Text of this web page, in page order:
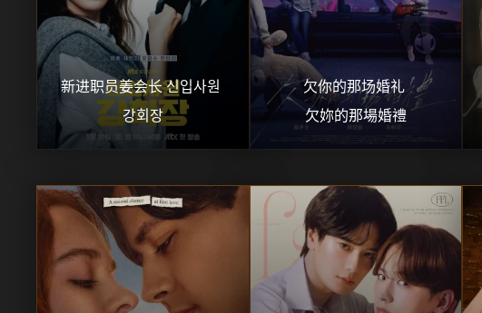
新进职员姜会长 신입사원
강회장
欠你的那场婚礼
欠妳的那場婚禮